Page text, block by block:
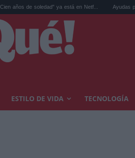
soledad" ya está en Netf... Ayudas para
ESTILO DE VIDA TECNOLOGÍA